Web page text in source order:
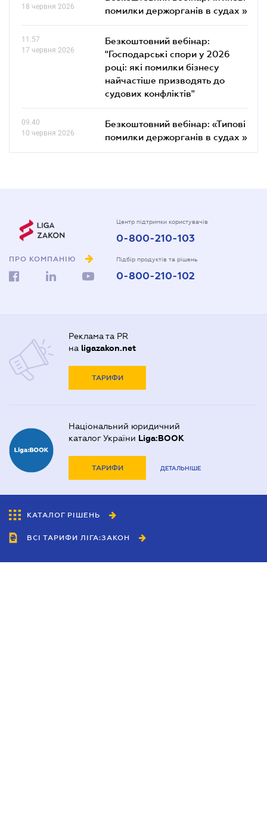
18 червня 2026
помилки держорганів в судах »
11.57
17 червня 2026
Безкоштовний вебінар:
"Господарські спори у 2026
році: які помилки бізнесу
найчастіше призводять до
судових конфліктів"
09.40
10 червня 2026
Безкоштовний вебінар: «Типові
помилки держорганів в судах »
ПРО КОМПАНІЮ
Центр підтримки користувачів
0-800-210-103
Підбір продуктів та рішень
0-800-210-102
Реклама та PR
на ligazakon.net
ТАРИФИ
Національний юридичний
каталог України Liga:BOOK
ТАРИФИ ДЕТАЛЬНІШЕ
КАТАЛОГ РІШЕНЬ
ВСІ ТАРИФИ ЛІГА:ЗАКОН